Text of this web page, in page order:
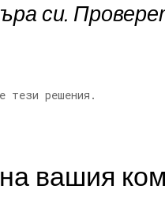
си.
тези решения.
на вашия